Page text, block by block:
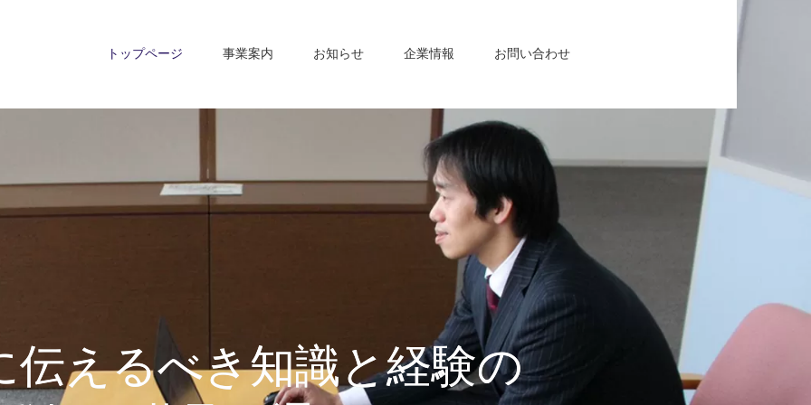
トップページ 事業案内 お知らせ 企業情報 お問い合わせ
伝えるべき知識と経験の